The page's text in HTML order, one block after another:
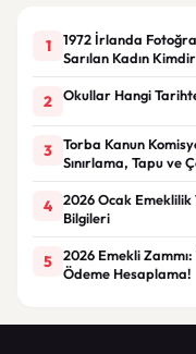
1
1972 İrlanda
Sarılan Kadın
2 Okullar Hangi
3
Torba Kanun
Sınırlama, Tapu ve
4
2026 Ocak
Bilgileri
5
2026 Emekli
Ödeme Hesaplama!